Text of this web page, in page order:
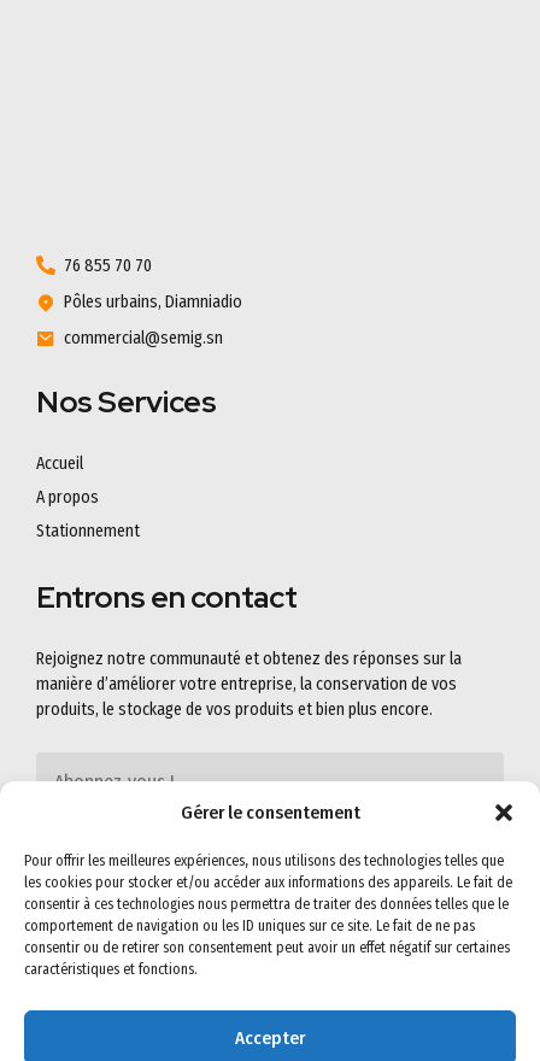
Gérer le consentement
Pour offrir les meilleures expériences, nous utilisons des technologies telles que
les cookies pour stocker et/ou accéder aux informations des appareils. Le fait de
consentir à ces technologies nous permettra de traiter des données telles que le
comportement de navigation ou les ID uniques sur ce site. Le fait de ne pas
consentir ou de retirer son consentement peut avoir un effet négatif sur certaines
caractéristiques et fonctions.
Accepter
76 855 70 70
Pôles urbains, Diamniadio
commercial@semig.sn
Nos Services
Accueil
A propos
Stationnement
Entrons en contact
Rejoignez notre communauté et obtenez des réponses sur la
manière d’améliorer votre entreprise, la conservation de vos
produits, le stockage de vos produits et bien plus encore.
. All rights reserved. Read our